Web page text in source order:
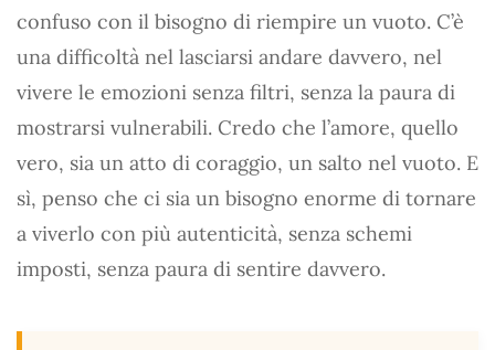
confuso con il bisogno di riempire un vuoto. C’è
una difficoltà nel lasciarsi andare davvero, nel
vivere le emozioni senza filtri, senza la paura di
mostrarsi vulnerabili. Credo che l’amore, quello
vero, sia un atto di coraggio, un salto nel vuoto. E
sì, penso che ci sia un bisogno enorme di tornare
a viverlo con più autenticità, senza schemi
imposti, senza paura di sentire davvero.